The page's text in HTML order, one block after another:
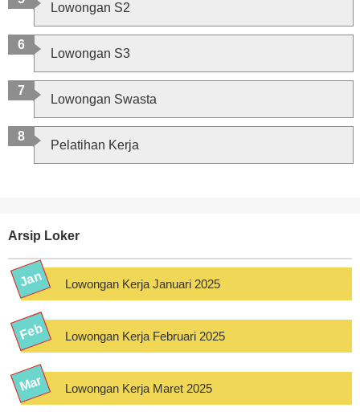
Lowongan S2
Lowongan S3
Lowongan Swasta
Pelatihan Kerja
Arsip Loker
Lowongan Kerja Januari 2025
Lowongan Kerja Februari 2025
Lowongan Kerja Maret 2025